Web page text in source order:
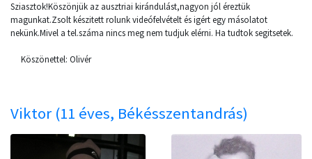
Sziasztok!Köszönjük az ausztriai kirándulást,nagyon jól éreztük
magunkat.Zsolt készitett rolunk videófelvételt és igért egy másolatot
nekünk.Mivel a tel.száma nincs meg nem tudjuk elérni. Ha tudtok segitsetek.
Köszönettel: Olivér
Viktor (11 éves, Békésszentandrás)